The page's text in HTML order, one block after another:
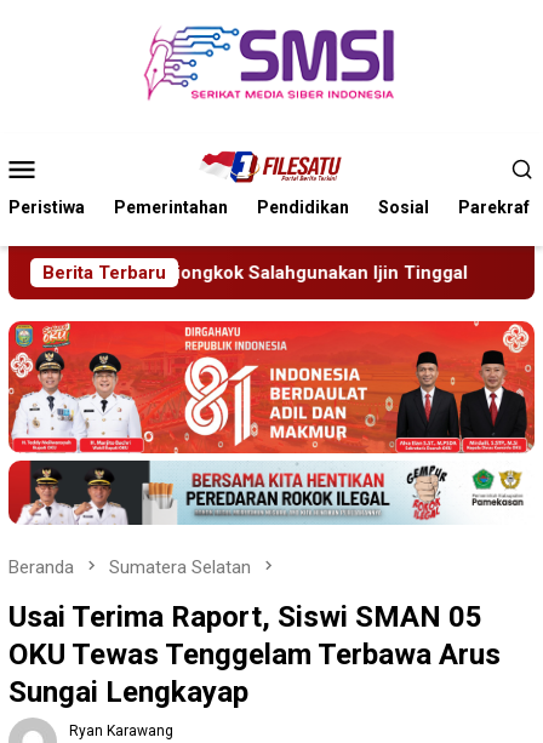
Mobile
Peristiwa Pemerintahan Pendidikan Sosial Parekraf
Berita Terbaru
Ijin Tinggal 19 Siswa Sakit Bersamaan,
Beranda Sumatera Selatan
Usai Terima Raport, Siswi SMAN 05
OKU Tewas Tenggelam Terbawa Arus
Sungai Lengkayap
Ryan Karawang